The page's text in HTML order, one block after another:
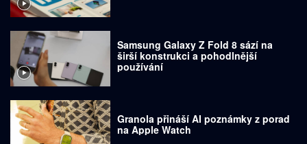
Samsung Galaxy Z Fold 8 sází na
širší konstrukci a pohodlnější
používání
Granola přináší AI poznámky z porad
na Apple Watch